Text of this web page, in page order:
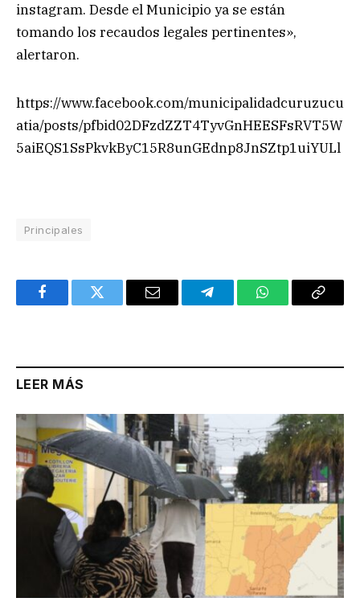
instagram. Desde el Municipio ya se están
tomando los recaudos legales pertinentes»,
alertaron.
https://www.facebook.com/municipalidadcuruzucu
atia/posts/pfbid02DFzdZZT4TyvGnHEESFsRVT5W
5aiEQS1SsPkvkByC15R8unGEdnp8JnSZtp1uiYULl
Principales
FacebookTwitter Email TelegramWhatsAppCopy
LEER MÁS